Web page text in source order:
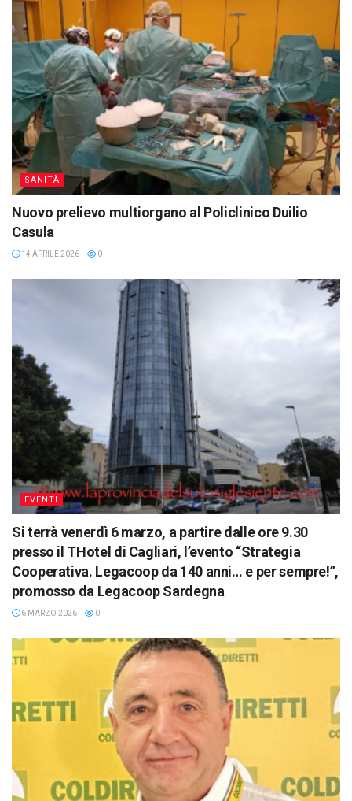
SANITÀ
Nuovo prelievo multiorgano al Policlinico Duilio
Casula
14 APRILE 2026 0
EVENTI
Si terrà venerdì 6 marzo, a partire dalle ore 9.30
presso il THotel di Cagliari, l’evento “Strategia
Cooperativa. Legacoop da 140 anni… e per sempre!”,
promosso da Legacoop Sardegna
6 MARZO 2026 0